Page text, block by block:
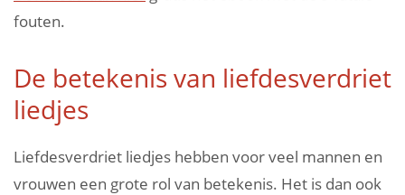
fouten.
De betekenis van liefdesverdriet
liedjes
Liefdesverdriet liedjes hebben voor veel mannen en
vrouwen een grote rol van betekenis. Het is dan ook